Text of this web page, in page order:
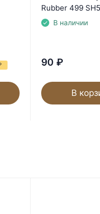
Rubber 499
В наличии
90 ₽
В